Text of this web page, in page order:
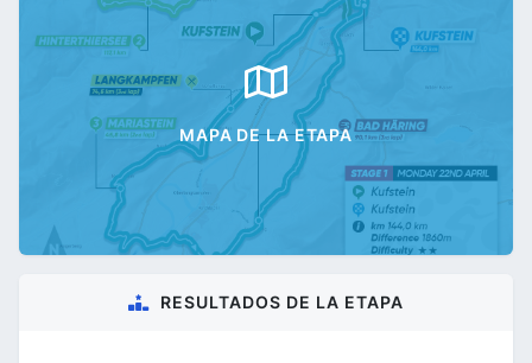
MAPA DE LA ETAPA
RESULTADOS DE LA ETAPA